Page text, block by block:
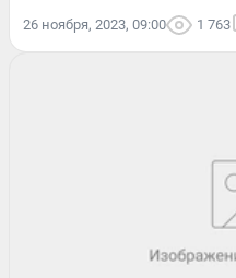
26 ноября, 2023, 09:00 1 763